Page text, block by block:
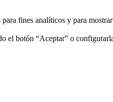
fines analíticos y para
el botón “Aceptar” o